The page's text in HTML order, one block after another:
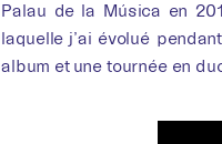
Palau de la Música en
laquelle j’ai évolué
album et une tournée en